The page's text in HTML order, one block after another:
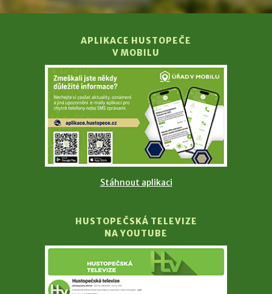
APLIKACE HUSTOPEČE
V MOBILU
Stáhnout aplikaci
HUSTOPEČSKÁ TELEVIZE
NA YOUTUBE